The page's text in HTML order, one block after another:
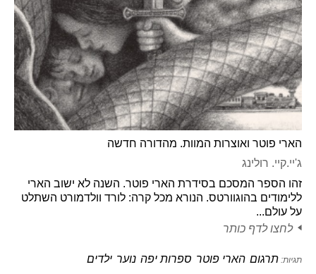
הארי פוטר ואוצרות המוות. מהדורה חדשה
ג'יי.קיי. רולינג
זהו הספר המסכם בסידרת הארי פוטר. השנה לא ישוב הארי
ללימודים בהוגוורטס. הנורא מכל קרה: לורד וולדמורט השתלט
על עולם...
לחצו לדף כותר
תגיות: תרגום הארי פוטר ספרות יפה נוער ילדים